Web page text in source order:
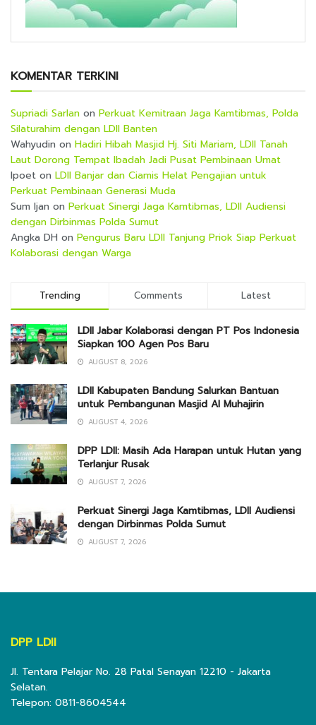
KOMENTAR TERKINI
Supriadi Sarlan on Perkuat Kemitraan Jaga Kamtibmas, Polda
Silaturahim dengan LDII Banten
Wahyudin on Hadiri Hibah Masjid Hj. Siti Mariam, LDII Tanah
Laut Dorong Tempat Ibadah Jadi Pusat Pembinaan Umat
Ipoet on LDII Banjar dan Ciamis Helat Pengajian untuk
Perkuat Pembinaan Generasi Muda
Sum Ijan on Perkuat Sinergi Jaga Kamtibmas, LDII Audiensi
dengan Dirbinmas Polda Sumut
Angka DH on Pengurus Baru LDII Tanjung Priok Siap Perkuat
Kolaborasi dengan Warga
Trending Comments Latest
LDII Jabar Kolaborasi dengan PT Pos Indonesia
Siapkan 100 Agen Pos Baru
AUGUST 8, 2026
LDII Kabupaten Bandung Salurkan Bantuan
untuk Pembangunan Masjid Al Muhajirin
AUGUST 4, 2026
DPP LDII: Masih Ada Harapan untuk Hutan yang
Terlanjur Rusak
AUGUST 7, 2026
Perkuat Sinergi Jaga Kamtibmas, LDII Audiensi
dengan Dirbinmas Polda Sumut
AUGUST 7, 2026
DPP LDII
Jl. Tentara Pelajar No. 28 Patal Senayan 12210 - Jakarta
Selatan.
Telepon: 0811-8604544